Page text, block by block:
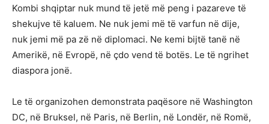
Kombi shqiptar nuk mund të jetë më peng i pazareve të
shekujve të kaluem. Ne nuk jemi më të varfun në dije,
nuk jemi më pa zë në diplomaci. Ne kemi bijtë tanë në
Amerikë, në Evropë, në çdo vend të botës. Le të ngrihet
diaspora jonë.
Le të organizohen demonstrata paqësore në Washington
DC, në Bruksel, në Paris, në Berlin, në Londër, në Romë,